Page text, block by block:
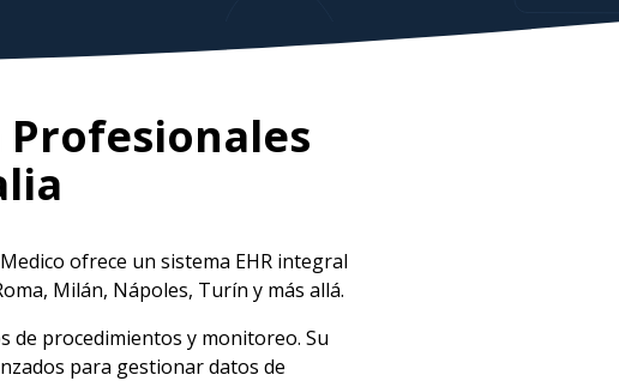
Profesionales
ofrece un sistema EHR integral
Milán, Nápoles, Turín y más allá.
de procedimientos y monitoreo. Su
para gestionar datos de